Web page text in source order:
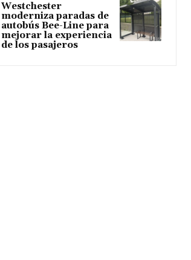
Westchester
moderniza paradas de
autobús Bee-Line para
mejorar la experiencia
de los pasajeros